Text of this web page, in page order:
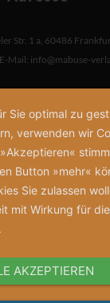
Str. 1 a, 60486
E-Mail: info@mabuse-
Sie optimal zu
verwenden wir
Button »mehr«
Sie zulassen
mit Wirkung für
AKZEPTIEREN